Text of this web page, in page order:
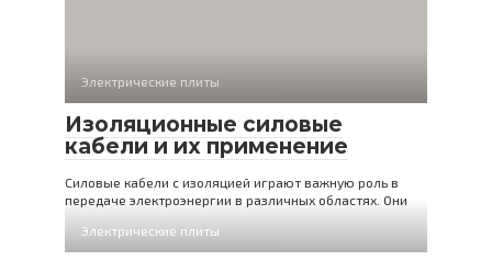
Электрические плиты
Изоляционные силовые
кабели и их применение
Силовые кабели с изоляцией играют важную роль в
передаче электроэнергии в различных областях. Они
Электрические плиты